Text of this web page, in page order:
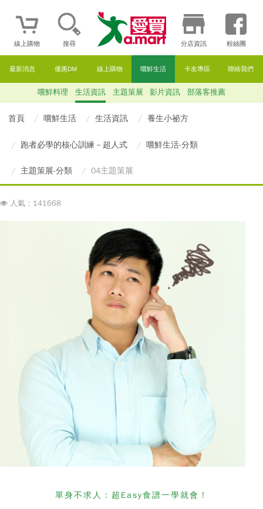
線上購物 搜尋 分店資訊 粉絲團
最新消息 優惠DM 線上購物 嚐鮮生活 卡友專區 聯絡我們
嚐鮮料理 生活資訊 主題策展 影片資訊 部落客推薦
首頁 嚐鮮生活 生活資訊 養生小祕方
跑者必學的核心訓練－超人式 嚐鮮生活-分類
主題策展-分類 04主題策展
人氣：141668
單身不求人 ： 超Easy食譜一學就會！